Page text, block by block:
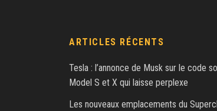
ARTICLES RÉCENTS
Tesla : l’annonce de Musk sur le code
Model S et X qui laisse perplexe
Les nouveaux emplacements du